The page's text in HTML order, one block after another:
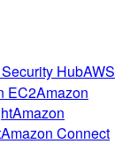
HubAWS
EC2Amazon
Amazon
Amazon Connect